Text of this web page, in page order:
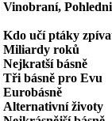
Vinobraní,
Kdo učí ptáky
Miliardy roků
Nejkratší básně
Tři básně pro Evu
Eurobásně
Alternativní životy